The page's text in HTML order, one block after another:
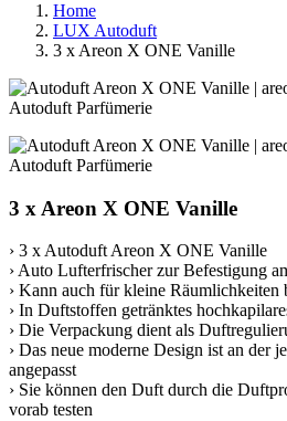
Home
LUX Autoduft
3 x Areon X ONE Vanille
3 x Areon X ONE Vanille
› 3 x Autoduft Areon X ONE Vanille
› Auto Lufterfrischer zur Befestigung
› Kann auch für kleine Räumlichkeiten
› In Duftstoffen getränktes
› Die Verpackung dient als
› Das neue moderne Design ist an der
angepasst
› Sie können den Duft durch die
vorab testen